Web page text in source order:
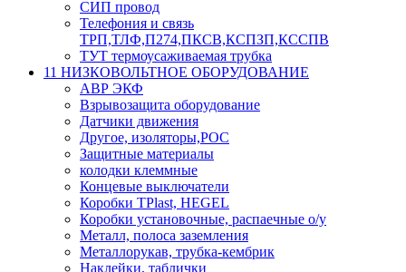
СИП провод
Телефония и связь
ТРП,ТЛФ,П274,ПКСВ,КСПЗП,КССПВ
ТУТ термоусаживаемая трубка
11 НИЗКОВОЛЬТНОЕ ОБОРУДОВАНИЕ
АВР ЭКФ
Взрывозащита оборудование
Датчики движения
Другое, изоляторы,РОС
Защитные материалы
колодки клеммные
Концевые выключатели
Коробки TPlast, HEGEL
Коробки установочные, распаечные о/у
Металл, полоса заземления
Металлорукав, трубка-кембрик
Наклейки, таблички